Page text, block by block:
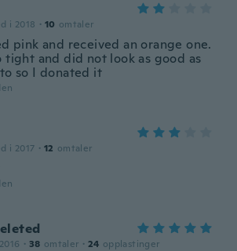
i 2018 · 10 omtaler
pink and received an orange one.
tight and did not look as good as
so I donated it
i 2017 · 12 omtaler
· 38 omtaler · 24 opplastinger